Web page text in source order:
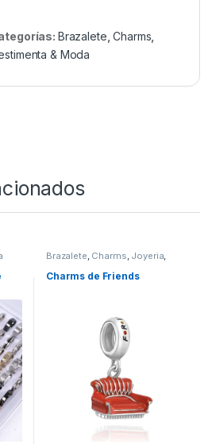
Brazalete ,Charms
& Moda
Brazalete, Charms, Joyeria,
Charms de Friends